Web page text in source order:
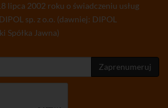
lipca 2002 roku o świadczeniu usług
sp. z o.o. (dawniej: DIPOL
Spółka Jawna)
Zaprenumeruj